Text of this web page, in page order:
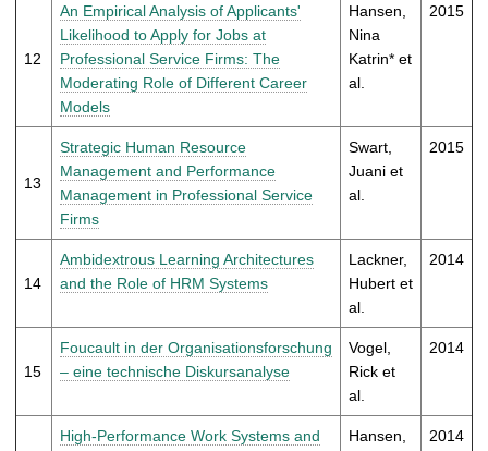
12
An Empirical Analysis of Applicants'
Likelihood to Apply for Jobs at
Professional Service Firms: The
Moderating Role of Different Career
Models
Hansen,
Nina
Katrin* et
al.
2015
13
Strategic Human Resource
Management and Performance
Management in Professional Service
Firms
Swart,
Juani et
al.
2015
14
Ambidextrous Learning Architectures
and the Role of HRM Systems
Lackner,
Hubert et
al.
2014
15
Foucault in der Organisationsforschung
– eine technische Diskursanalyse
Vogel,
Rick et
al.
2014
High-Performance Work Systems and
Hansen,
2014